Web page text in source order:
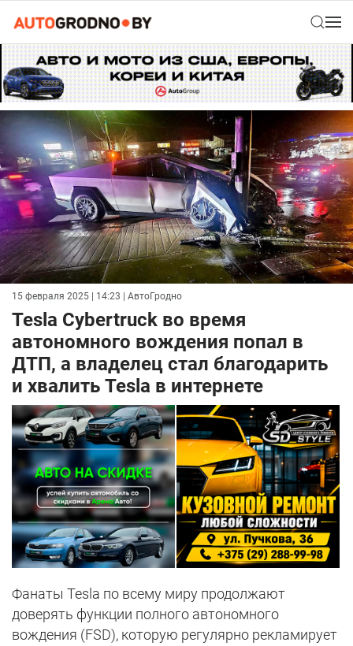
15 февраля 2025 | 14:23 | АвтоГродно
Tesla Cybertruck во время
автономного вождения попал в
ДТП, а владелец стал благодарить
и хвалить Tesla в интернете
Фанаты Tesla по всему миру продолжают
доверять функции полного автономного
вождения (FSD), которую регулярно рекламирует